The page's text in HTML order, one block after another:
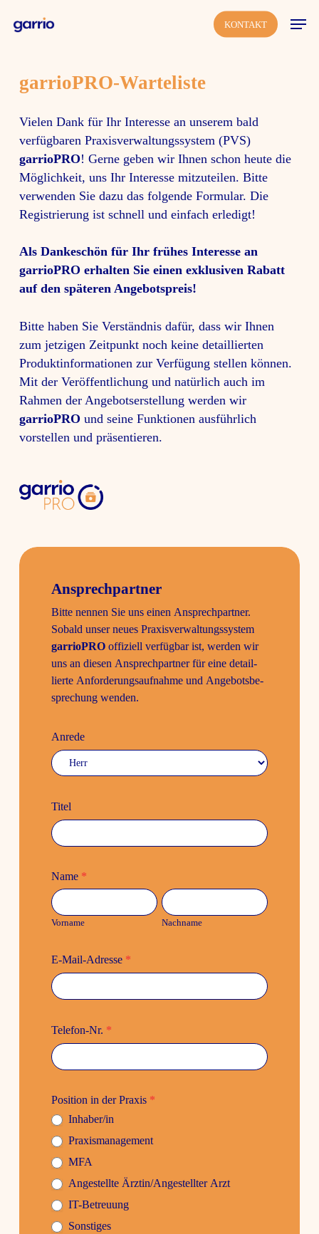
KONTAKT
Menu
garrioPRO-Warte­liste
Vielen Dank für Ihr Inter­esse an unserem bald
verfüg­baren Praxis­ver­wal­tungs­system (PVS)
garrioPRO! Gerne geben wir Ihnen schon heute die
Möglich­keit, uns Ihr Inter­esse mitzu­teilen. Bitte
verwenden Sie dazu das folgende Formular. Die
Regis­trie­rung ist schnell und einfach erle­digt!
Als Danke­schön für Ihr frühes Inter­esse an
garrioPROerhalten Sie einen exklu­siven Rabatt
auf den späteren Ange­bots­preis!
Bitte haben Sie Verständnis dafür, dass wir Ihnen
zum jetzigen Zeit­punkt noch keine detail­lierten
Produkt­in­for­ma­tionen zur Verfü­gung stellen können.
Mit der Veröf­fent­li­chung und natür­lich auch im
Rahmen der Ange­bots­er­stel­lung werden wir
garrioPROund seine Funk­tionen ausführ­lich
vorstellen und präsen­tieren.
garrioPRO
Warte­
liste
Ansprech­partner
Bitte nennen Sie uns einen Ansprech­partner.
Sobald unser neues Praxis­ver­wal­tungs­system
garrioPRO offi­ziell verfügbar ist, werden wir
uns an diesen Ansprech­partner für eine detail­
lierte Anfor­de­rungs­auf­nahme und Ange­bots­be­
spre­chung wenden.
Anrede
Titel
Name *
Vorname
Vorname
Nach­
name
Nach­name
E‑Mail-Adresse *
Telefon-Nr. *
Posi­tion in der Praxis *
Inhaber/in
Praxis­ma­nage­ment
MFA
Ange­stellte Ärztin/Angestellter Arzt
IT-Betreuung
Sons­tiges